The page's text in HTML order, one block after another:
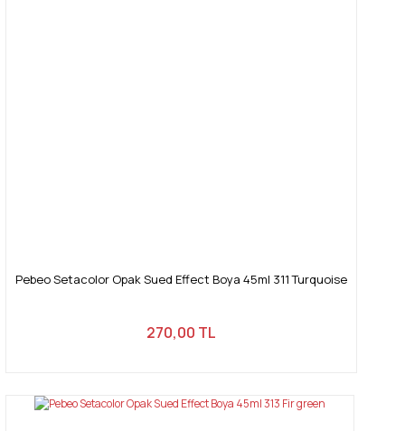
Pebeo Setacolor Opak Sued Effect Boya 45ml 311 Turquoise
270,00 TL